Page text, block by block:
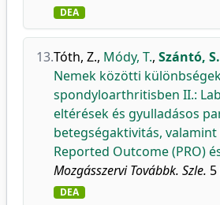
DEA
13.Tóth, Z., Módy, T., Szántó, S.
Nemek közötti
spondyloarthritisben II.:
eltérések és gyulladásos
betegségaktivitás,
Reported Outcome (PRO)
Mozgásszervi Továbbk. Szle.
DEA